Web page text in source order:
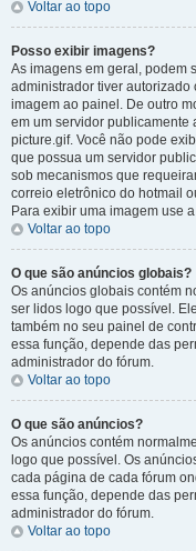
Voltar ao topo
Posso exibir imagens?
As imagens em geral, podem
administrador tiver
imagem ao painel. De outro
em um servidor publicamente
picture.gif. Você não pode
que possua um servidor
sob mecanismos que
correio eletrônico do hotmail
Para exibir uma imagem use
Voltar ao topo
O que são anúncios globais?
Os anúncios globais contém
ser lidos logo que possível.
também no seu painel de
essa função, depende das
administrador do fórum.
Voltar ao topo
O que são anúncios?
Os anúncios contém
logo que possível. Os
cada página de cada fórum
essa função, depende das
administrador do fórum.
Voltar ao topo